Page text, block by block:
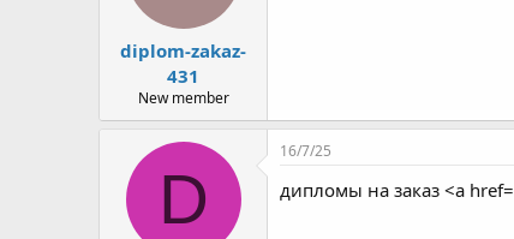
diplom-zakaz-
431
New member
D
16/7/25
дипломы на заказ <a href=